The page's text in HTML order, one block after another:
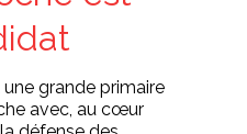
grande primaire
avec, au cœur